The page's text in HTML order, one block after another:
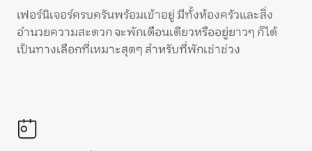
เฟอร์นิเจอร์ครบครันพร้อมเข้าอยู่ มีทั้งห้องครัวและสิ่ง
อำนวยความสะดวก จะพักเดือนเดียวหรืออยู่ยาวๆ ก็ได้
เป็นทางเลือกที่เหมาะสุดๆ สำหรับที่พักเช่าช่วง